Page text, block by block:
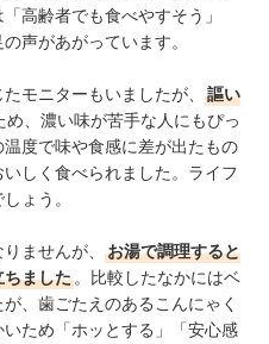
高齢者でも食べやすそう」
声があがっています。
モニターもいましたが、
謳い
め、濃い味が苦手な人にもぴっ
温度で味や食感に差が出たもの
しく食べられました。ライフ
ょう。
ませんが、
お湯で調理すると
ちました 。比較したなかにはベ
、歯ごたえのあるこんにゃく
ため「ホッとする」「安心感